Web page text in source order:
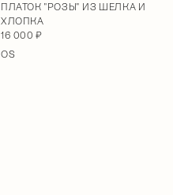
ПЛАТОК "РОЗЫ" ИЗ ШЕЛКА И
ХЛОПКА
16 000 ₽
OS